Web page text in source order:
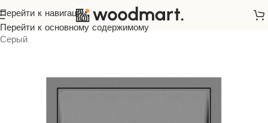
Перейти к навигации
Перейти к основному содержимому
Главная/ Розетки и выключатели/
Серый